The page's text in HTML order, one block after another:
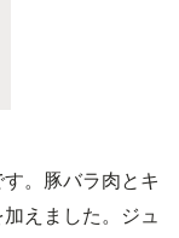
。豚バラ肉とキ
えました。ジュ